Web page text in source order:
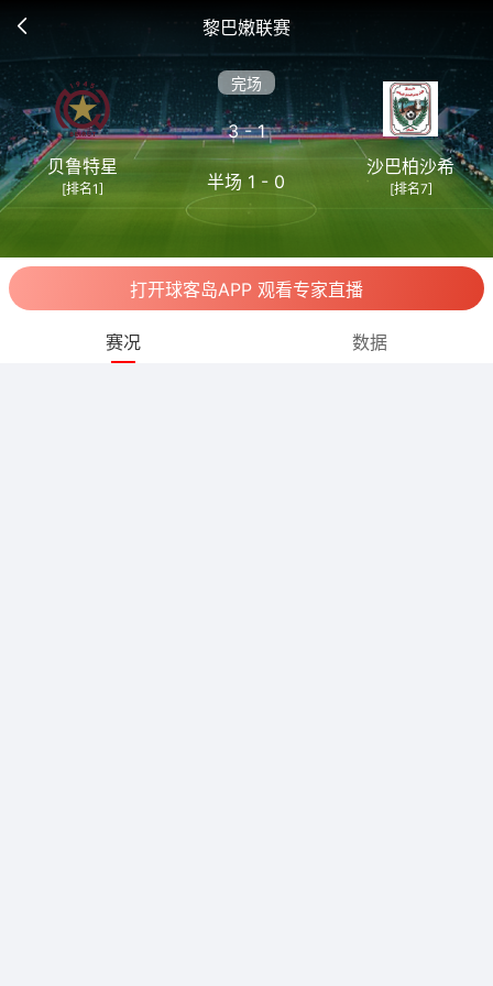
黎巴嫩联赛
贝鲁特星
[排名1]
完场
3 - 1
半场 1 - 0
沙巴柏沙希
[排名7]
打开球客岛APP 观看专家直播
赛况 数据